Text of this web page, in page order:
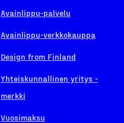
Avainlippu-palvelu
Avainlippu-verkkokauppa
Design from Finland
Yhteiskunnallinen yritys -
merkki
Vuosimaksu